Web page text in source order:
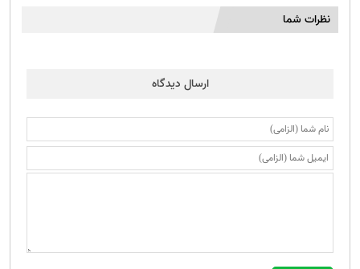
نظرات شما
ارسال دیدگاه